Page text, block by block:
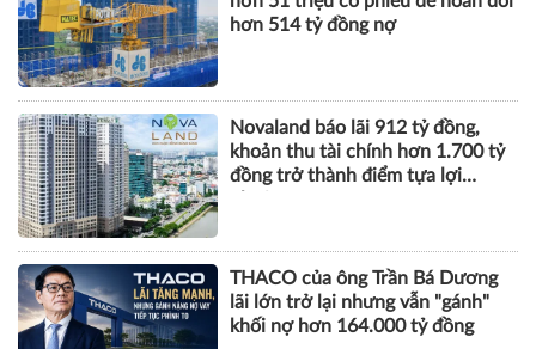
TÀI CHÍNH
Xây dựng Hòa Bình phát hành
hơn 51 triệu cổ phiếu để hoán đổi
hơn 514 tỷ đồng nợ
Novaland báo lãi 912 tỷ đồng,
khoản thu tài chính hơn 1.700 tỷ
đồng trở thành điểm tựa lợi